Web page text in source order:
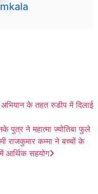
के तहत रुडीप में दिलाई
पुत्र ने महात्मा ज्योतिबा फुले
राजकुमार कम्मा ने बच्चों के
में आर्थिक सहयोग